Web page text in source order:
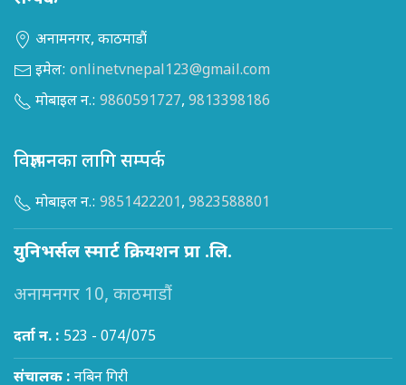
अनामनगर, काठमाडौं
इमेल: onlinetvnepal123@gmail.com
मोबाइल न.: 9860591727, 9813398186
विज्ञापनका लागि सम्पर्क
मोबाइल न.: 9851422201, 9823588801
युनिभर्सल स्मार्ट क्रियशन प्रा .लि.
अनामनगर 10, काठमाडौं
दर्ता न. : 523 - 074/075
संचालक : नबिन गिरी